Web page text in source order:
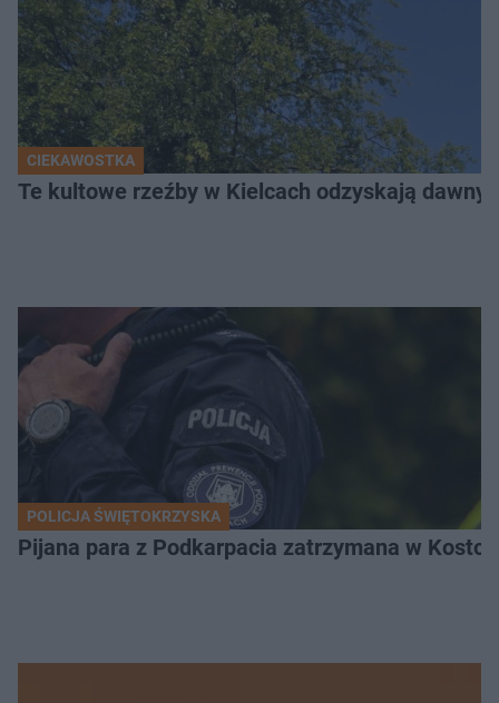
CIEKAWOSTKA
Te kultowe rzeźby w Kielcach odzyskają dawny
POLICJA ŚWIĘTOKRZYSKA
Pijana para z Podkarpacia zatrzymana w